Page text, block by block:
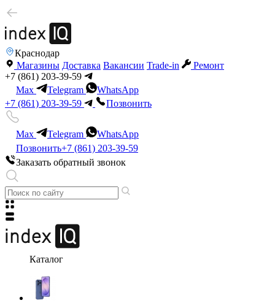
Краснодар
Магазины Доставка Вакансии Trade-in
Ремонт
+7 (861) 203-39-59
Max
Telegram
WhatsApp
+7 (861) 203-39-59
Позвонить
Max Telegram
WhatsApp
Позвонить+7 (861) 203-39-59
Заказать обратный звонок
Каталог